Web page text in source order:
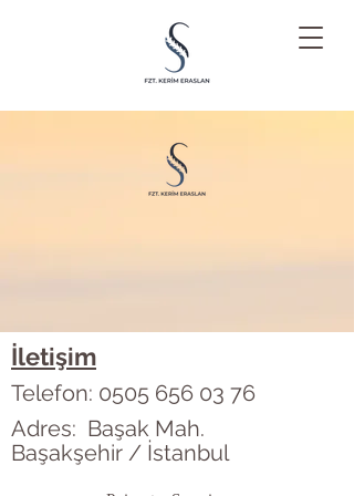
İletişim
Telefon: 0505 656 03 76
Adres: Başak Mah.
Başakşehir / İstanbul